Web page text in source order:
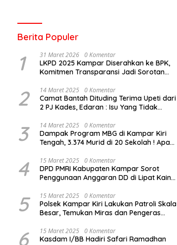
Berita Populer
1 31 Maret 2026 0 Komentar
LKPD 2025 Kampar Diserahkan ke BPK,
Komitmen Transparansi Jadi Sorotan
2 14 Maret 2025 0 Komentar
Camat Bantah Dituding Terima Upeti dari
2 PJ Kades, Edaran : Isu Yang Tidak
3 14 Maret 2025 0 Komentar
Dampak Program MBG di Kampar Kiri
Tengah, 3.374 Murid di 20 Sekolah ! Apa
4 15 Maret 2025 0 Komentar
DPD PMRI Kabupaten Kampar Sorot
Penggunaan Anggaran DD di Lipat Kain
5 15 Maret 2025 0 Komentar
Polsek Kampar Kiri Lakukan Patroli Skala
Besar, Temukan Miras dan Pengeras
6 15 Maret 2025 0 Komentar
Kasdam I/BB Hadiri Safari Ramadhan